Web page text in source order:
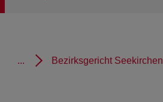
... Bezirksgericht Seekirchen